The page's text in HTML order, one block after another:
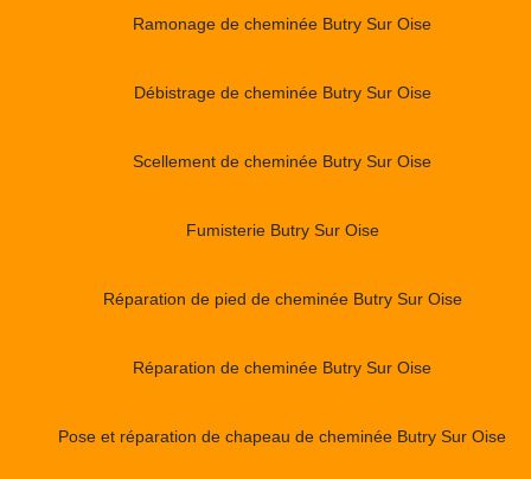
Ramonage de cheminée Butry Sur Oise
Débistrage de cheminée Butry Sur Oise
Scellement de cheminée Butry Sur Oise
Fumisterie Butry Sur Oise
Réparation de pied de cheminée Butry Sur Oise
Réparation de cheminée Butry Sur Oise
Pose et réparation de chapeau de cheminée Butry Sur Oise